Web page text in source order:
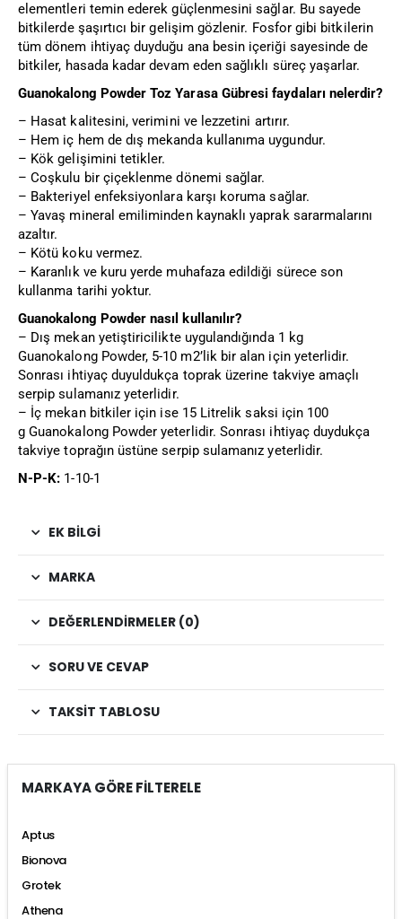
elementleri temin ederek güçlenmesini sağlar. Bu sayede
bitkilerde şaşırtıcı bir gelişim gözlenir. Fosfor gibi bitkilerin
tüm dönem ihtiyaç duyduğu ana besin içeriği sayesinde de
bitkiler, hasada kadar devam eden sağlıklı süreç yaşarlar.
Guanokalong Powder Toz Yarasa Gübresi faydaları nelerdir?
– Hasat kalitesini, verimini ve lezzetini artırır.
– Hem iç hem de dış mekanda kullanıma uygundur.
– Kök gelişimini tetikler.
– Coşkulu bir çiçeklenme dönemi sağlar.
– Bakteriyel enfeksiyonlara karşı koruma sağlar.
– Yavaş mineral emiliminden kaynaklı yaprak sararmalarını
azaltır.
– Kötü koku vermez.
– Karanlık ve kuru yerde muhafaza edildiği sürece son
kullanma tarihi yoktur.
Guanokalong Powder nasıl kullanılır?
– Dış mekan yetiştiricilikte uygulandığında 1 kg
Guanokalong Powder, 5-10 m2’lik bir alan için yeterlidir.
Sonrası ihtiyaç duyuldukça toprak üzerine takviye amaçlı
serpip sulamanız yeterlidir.
– İç mekan bitkiler için ise 15 Litrelik saksi için 100
g Guanokalong Powder yeterlidir. Sonrası ihtiyaç duydukça
takviye toprağın üstüne serpip sulamanız yeterlidir.
N-P-K: 1-10-1
EK BILGI
MARKA
DEĞERLENDIRMELER (0)
SORU VE CEVAP
TAKSIT TABLOSU
MARKAYA GÖRE FİLTERELE
Aptus
Bionova
Grotek
Athena